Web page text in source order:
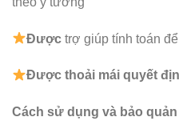
Đượctrợ giúp tính toán
Đượcthoải mái quyết
Cách sử dụng và bảo